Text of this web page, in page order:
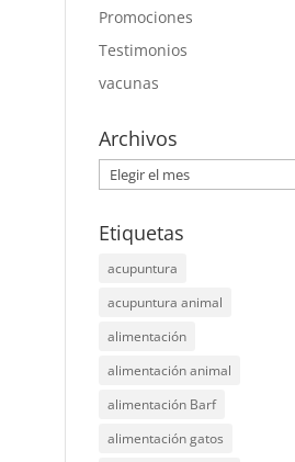
Promociones
Testimonios
vacunas
Archivos
Archivos
Etiquetas
acupuntura
acupuntura animal
alimentación
alimentación animal
alimentación Barf
alimentación gatos